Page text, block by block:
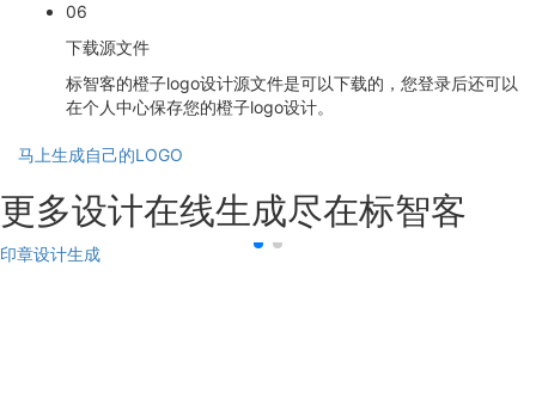
06
下载源文件
标智客的橙子logo设计源文件是可以下载的，您登录后还可以
在个人中心保存您的橙子logo设计。
马上生成自己的LOGO
更多设计在线生成尽在标智客
印章设计生成